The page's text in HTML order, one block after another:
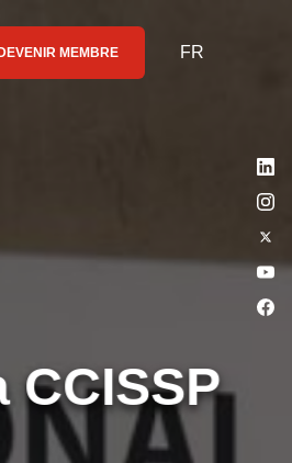
DEVENIR MEMBRE FR